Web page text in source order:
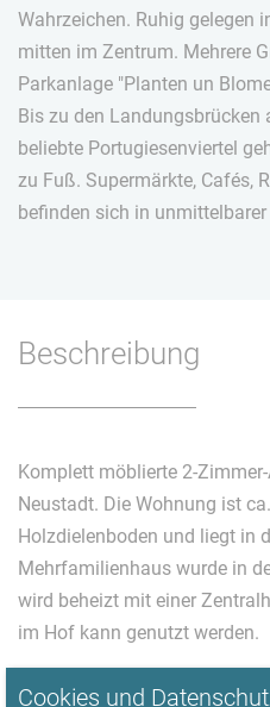
Wahrzeichen. Ruhig gelegen
mitten im Zentrum. Mehrere
Parkanlage "Planten un
Bis zu den Landungsbrücken
beliebte Portugiesenviertel
zu Fuß. Supermärkte, Cafés,
befinden sich in
Beschreibung
Komplett möblierte 2-
Neustadt. Die Wohnung ist
Holzdielenboden und liegt in
Mehrfamilienhaus wurde in
wird beheizt mit einer
im Hof kann genutzt werden.
Das Wohnzimmer ist
Cookies und